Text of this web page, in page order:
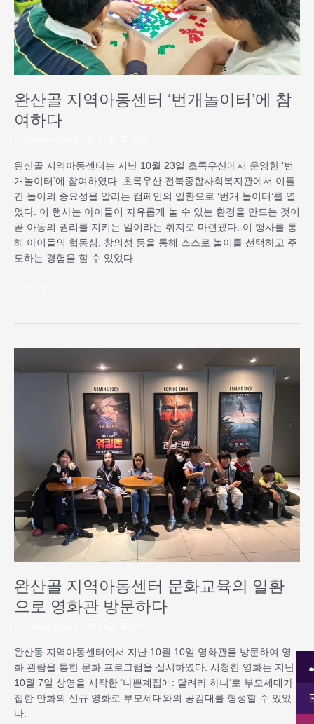
완산골 지역아동센터 ‘번개놀이터’에 참
여하다
완산골 지역아동센터는 지난 10월 23일 초록우산에서 운영한 ‘번
개놀이터’에 참여하였다. 초록우산 전북종합사회복지관에서 이틀
간 놀이의 중요성을 알리는 캠페인의 일환으로 ‘번개 놀이터’를 열
었다. 이 행사는 아이들이 자유롭게 놀 수 있는 환경을 만드는 것이
곧 아동의 권리를 지키는 일이라는 취지로 마련됐다. 이 행사를 통
해 아이들의 협동심, 창의성 등을 통해 스스로 놀이를 선택하고 주
도하는 경험을 할 수 있었다.
‘번
개
놀
이
터’에
여
하
완산골 지역아동센터 문화교육의 일환
으로 영화관 방문하다
완산동 지역아동센터에서 지난 10월 10일 영화관을 방문하여 영
화 관람을 통한 문화 프로그램을 실시하였다. 시청한 영화는 지난
10월 7일 상영을 시작한 ‘나쁜계집애: 달려라 하니‘로 부모세대가
접한 만화의 신규 영화로 부모세대와의 공감대를 형성할 수 있었
다.
문
화
교
육
의
환
으
로
화
관
방
문
하